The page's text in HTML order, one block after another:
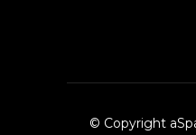
© Copyright